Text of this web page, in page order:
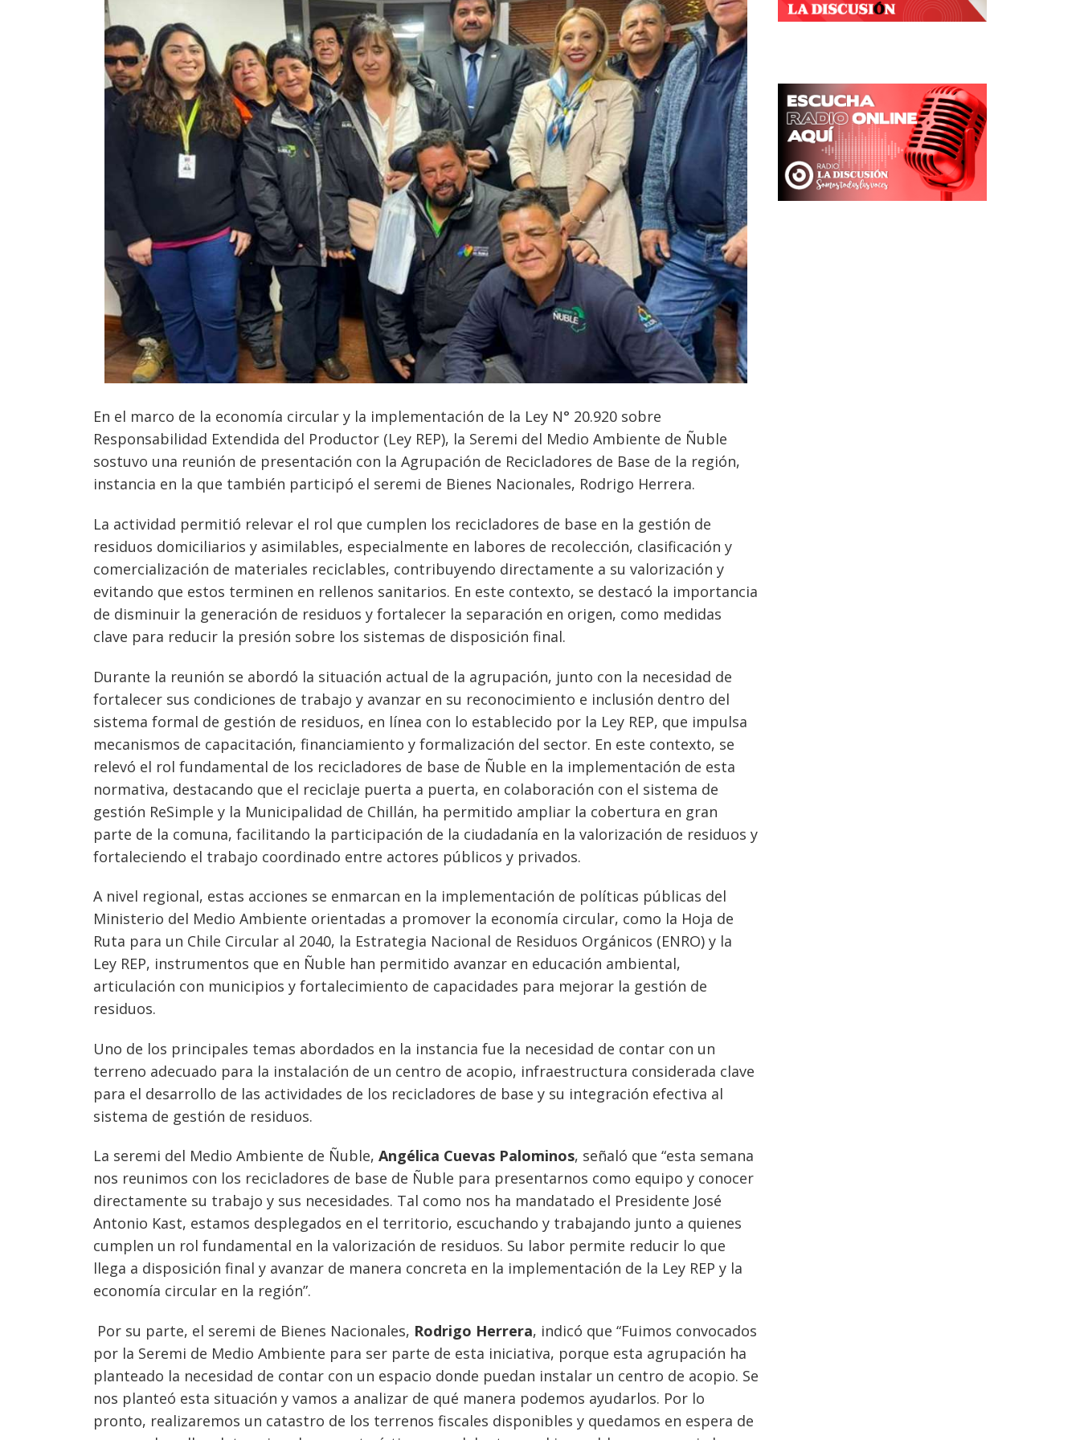
En el marco de la economía circular y la implementación de la Ley N° 20.920 sobre
Responsabilidad Extendida del Productor (Ley REP), la Seremi del Medio Ambiente de Ñuble
sostuvo una reunión de presentación con la Agrupación de Recicladores de Base de la región,
instancia en la que también participó el seremi de Bienes Nacionales, Rodrigo Herrera.
La actividad permitió relevar el rol que cumplen los recicladores de base en la gestión de
residuos domiciliarios y asimilables, especialmente en labores de recolección, clasificación y
comercialización de materiales reciclables, contribuyendo directamente a su valorización y
evitando que estos terminen en rellenos sanitarios. En este contexto, se destacó la importancia
de disminuir la generación de residuos y fortalecer la separación en origen, como medidas
clave para reducir la presión sobre los sistemas de disposición final.
Durante la reunión se abordó la situación actual de la agrupación, junto con la necesidad de
fortalecer sus condiciones de trabajo y avanzar en su reconocimiento e inclusión dentro del
sistema formal de gestión de residuos, en línea con lo establecido por la Ley REP, que impulsa
mecanismos de capacitación, financiamiento y formalización del sector. En este contexto, se
relevó el rol fundamental de los recicladores de base de Ñuble en la implementación de esta
normativa, destacando que el reciclaje puerta a puerta, en colaboración con el sistema de
gestión ReSimple y la Municipalidad de Chillán, ha permitido ampliar la cobertura en gran
parte de la comuna, facilitando la participación de la ciudadanía en la valorización de residuos y
fortaleciendo el trabajo coordinado entre actores públicos y privados.
A nivel regional, estas acciones se enmarcan en la implementación de políticas públicas del
Ministerio del Medio Ambiente orientadas a promover la economía circular, como la Hoja de
Ruta para un Chile Circular al 2040, la Estrategia Nacional de Residuos Orgánicos (ENRO) y la
Ley REP, instrumentos que en Ñuble han permitido avanzar en educación ambiental,
articulación con municipios y fortalecimiento de capacidades para mejorar la gestión de
residuos.
Uno de los principales temas abordados en la instancia fue la necesidad de contar con un
terreno adecuado para la instalación de un centro de acopio, infraestructura considerada clave
para el desarrollo de las actividades de los recicladores de base y su integración efectiva al
sistema de gestión de residuos.
La seremi del Medio Ambiente de Ñuble, Angélica Cuevas Palominos, señaló que “esta semana
nos reunimos con los recicladores de base de Ñuble para presentarnos como equipo y conocer
directamente su trabajo y sus necesidades. Tal como nos ha mandatado el Presidente José
Antonio Kast, estamos desplegados en el territorio, escuchando y trabajando junto a quienes
cumplen un rol fundamental en la valorización de residuos. Su labor permite reducir lo que
llega a disposición final y avanzar de manera concreta en la implementación de la Ley REP y la
economía circular en la región”.
Por su parte, el seremi de Bienes Nacionales, Rodrigo Herrera, indicó que “Fuimos convocados
por la Seremi de Medio Ambiente para ser parte de esta iniciativa, porque esta agrupación ha
planteado la necesidad de contar con un espacio donde puedan instalar un centro de acopio. Se
nos planteó esta situación y vamos a analizar de qué manera podemos ayudarlos. Por lo
pronto, realizaremos un catastro de los terrenos fiscales disponibles y quedamos en espera de
Navegación